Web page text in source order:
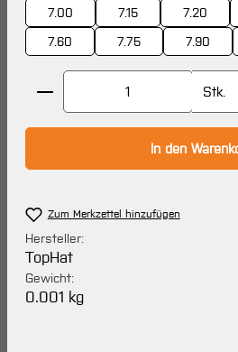
7.00
7.15 7.20
7.60
7.75 7.90
Produkt Anzahl: Gib denStk.
In den
Zum Merkzettel hinzufügen
Hersteller:
TopHat
Gewicht:
0.001 kg